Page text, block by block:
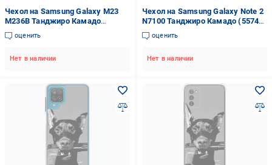
Чехол на Samsung Galaxy M23
M236B Танджиро Камадо
(5574sp-2632-42517)
оценить
Нет в наличии
Чехол на Samsung Galaxy Note 2
N7100 Танджиро Камадо (5574u-
17-42517)
оценить
Нет в наличии